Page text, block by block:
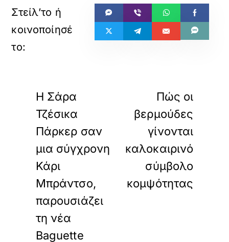
H Σάρα
Τζέσικα
Πάρκερ σαν
μια σύγχρονη
Κάρι
Μπράντσο,
παρουσιάζει
τη νέα
Baguette
Πώς οι
βερμούδες
γίνονται
καλοκαιρινό
σύμβολο
κομψότητας